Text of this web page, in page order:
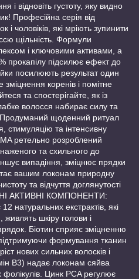
і відновіть густоту, яку видно
Професійна серія від
і чоловіків, які мріють зупинити
щільність. Формули
і ключовими активами, а
прокапілу підсилює ефект до
посилюють результат один
зміцнення коренів і помітне
та спостерігайте, як із
волосся набирає силу та
щоденний ритуал
стимуляцію та інтенсивну
ретельно розроблений
та схильного до
випадіння, зміцнює прядки
вашим локонам природну
та відчуття доглянутості
АКТИВНІ КОМПОНЕНТИ:
натуральних екстрактів, які
шкіру голови і
Біотин сприяє зміцненню
формування тканин
нових сильних волосків і
B3) надає локонам сяйва
Цинк PCA регулює